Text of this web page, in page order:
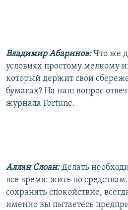
Владимир Абаринов:Что же
условиях простому мелкому
который держит свои
бумагах? На наш вопрос
журнала Fortune.
Аллан Слоан:Делать
все время: жить по
сохранять спокойствие,
именно вы пытаетесь